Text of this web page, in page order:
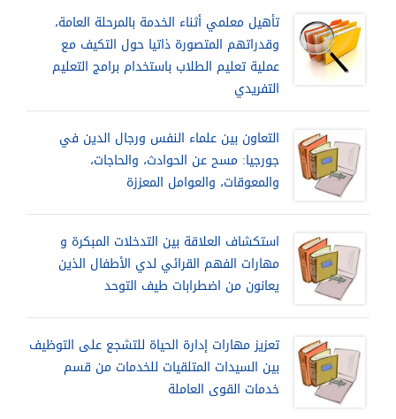
تأهيل معلمي أثناء الخدمة بالمرحلة العامة،
وقدراتهم المتصورة ذاتيا حول التكيف مع
عملية تعليم الطلاب باستخدام برامج التعليم
التفريدي
التعاون بين علماء النفس ورجال الدين في
جورجيا: مسح عن الحوادث، والحاجات،
والمعوقات، والعوامل المعززة
استكشاف العلاقة بين التدخلات المبكرة و
مهارات الفهم القرائي لدي الأطفال الذين
يعانون من اضطرابات طيف التوحد
تعزيز مهارات إدارة الحياة للتشجع على التوظيف
بين السيدات المتلقيات للخدمات من قسم
خدمات القوى العاملة